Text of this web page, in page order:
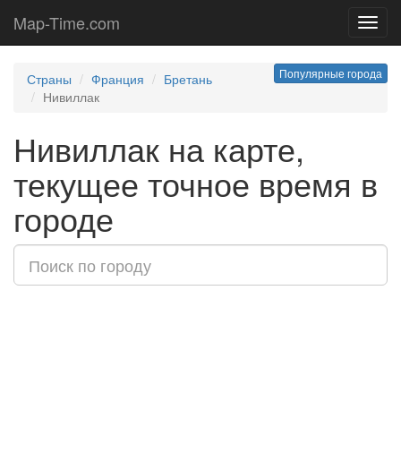
Map-Time.com
Популярные города
Страны Франция
Бретань
Нивиллак
Нивиллак на карте,
текущее точное время в
городе